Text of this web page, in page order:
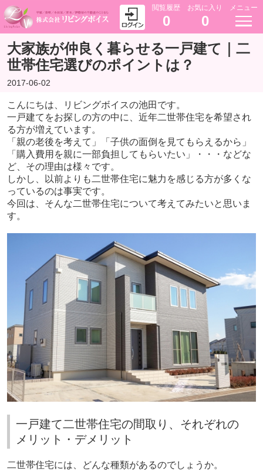
閲覧履歴
0
お気に入り
0
メニュー
大家族が仲良く暮らせる一戸建て｜二
世帯住宅選びのポイントは？
2017-06-02
こんにちは、リビングボイスの池田です。
一戸建てをお探しの方の中に、近年二世帯住宅を希望され
る方が増えています。
「親の老後を考えて」「子供の面倒を見てもらえるから」
「購入費用を親に一部負担してもらいたい」・・・などな
ど、その理由は様々です。
しかし、以前よりも二世帯住宅に魅力を感じる方が多くな
っているのは事実です。
今回は、そんな二世帯住宅について考えてみたいと思いま
す。
一戸建て二世帯住宅の間取り、それぞれの
メリット・デメリット
二世帯住宅には、どんな種類があるのでしょうか。